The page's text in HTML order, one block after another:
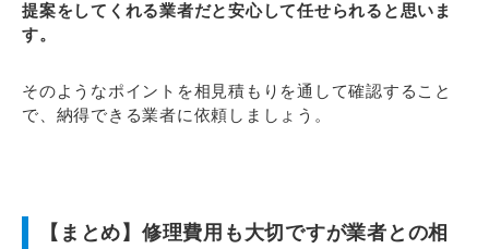
提案をしてくれる業者だと安心して任せられると思いま
す。
そのようなポイントを相見積もりを通して確認すること
で、納得できる業者に依頼しましょう。
【まとめ】修理費用も大切ですが業者との相